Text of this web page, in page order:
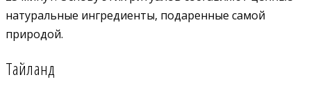
натуральные ингредиенты, подаренные самой
природой.
Тайланд